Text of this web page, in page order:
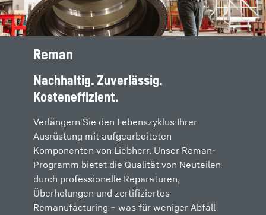
Reman
Nachhaltig. Zuverlässig.
Kosteneffizient.
Verlängern Sie den Lebenszyklus Ihrer
Ausrüstung mit aufgearbeiteten
Komponenten von Liebherr. Unser Reman-
Programm bietet die Qualität von Neuteilen
durch professionelle Reparaturen,
Überholungen und zertifiziertes
Remanufacturing – was für weniger Abfall